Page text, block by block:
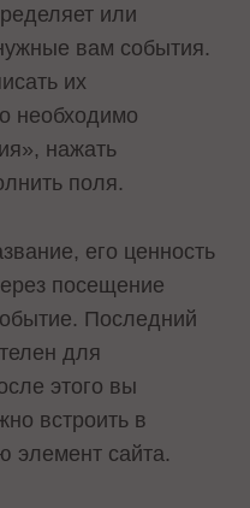
или
вам события.
их
необходимо
нажать
поля.
его ценность
посещение
Последний
для
этого вы
встроить в
элемент сайта.